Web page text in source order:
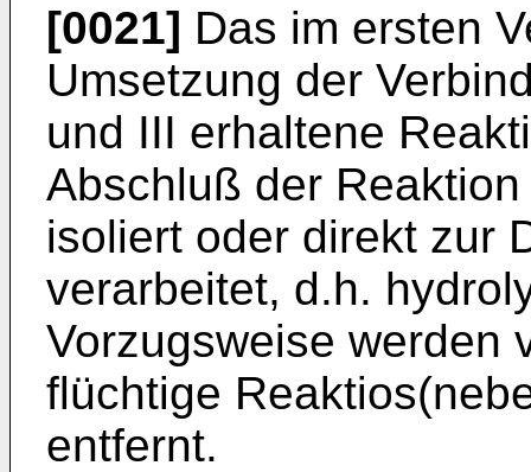
[0021] Das im ersten
Umsetzung der
und III erhaltene
Abschluß der
isoliert oder direkt zur
verarbeitet, d.h.
Vorzugsweise werden
flüchtige
entfernt.